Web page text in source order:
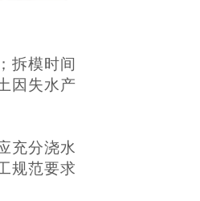
拆模时间
因失水产
充分浇水
规范要求